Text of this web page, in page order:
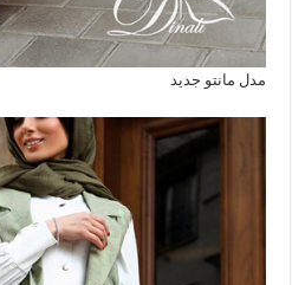
مدل مانتو جدید